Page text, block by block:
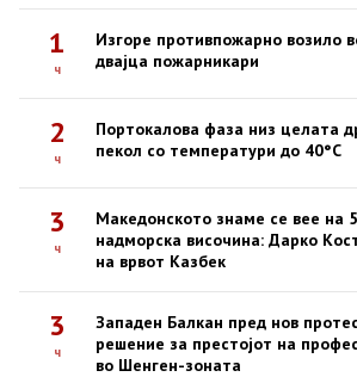
1
ч
Изгоре противпожарно возило
двајца пожарникари
2
ч
Портокалова фаза низ целата
пекол со температури до 40°C
3
ч
Македонското знаме се вее на
надморска височина: Дарко
на врвот Казбек
3
ч
Западен Балкан пред нов
решение за престојот на
во Шенген-зоната